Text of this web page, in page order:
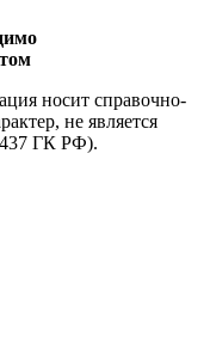
носит справочно-
не является
437 ГК РФ).